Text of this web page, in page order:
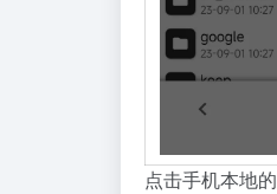
点击手机本地的